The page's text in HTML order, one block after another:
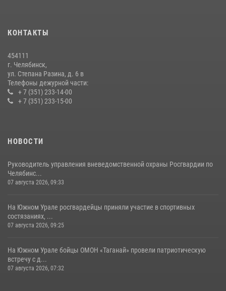
14 июля 2026, 05:15
КОНТАКТЫ
454111
г. Челябинск,
ул. Степана Разина, д. 6 в
Телефоны дежурной части:
+ 7 (351) 233-14-00
+ 7 (351) 233-15-00
НОВОСТИ
Руководитель управления вневедомственной охраны Росгвардии по
Челябинс...
07 августа 2026, 09:33
На Южном Урале росгвардейцы приняли участие в спортивных
состязаниях, ...
07 августа 2026, 09:25
На Южном Урале бойцы ОМОН «Таганай» провели патриотическую
встречу с д...
07 августа 2026, 07:32